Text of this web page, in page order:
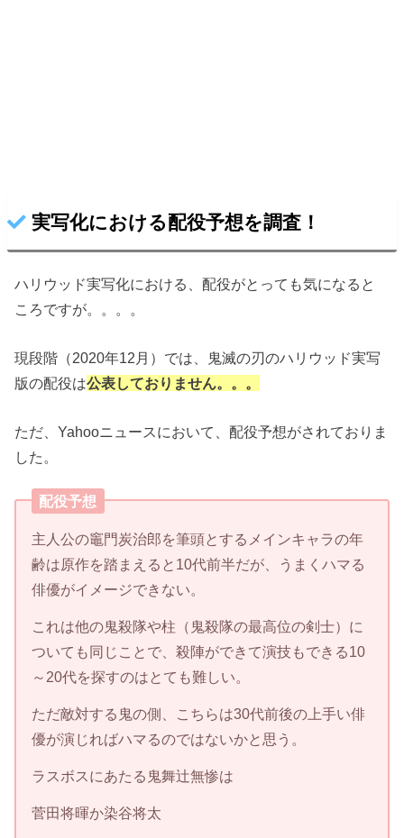
実写化における配役予想を調査！
ハリウッド実写化における、配役がとっても気になると
ころですが。。。。
現段階（2020年12月）では、鬼滅の刃のハリウッド実写
版の配役は公表しておりません。。。
ただ、Yahooニュースにおいて、配役予想がされておりま
した。
配役予想
主人公の竈門炭治郎を筆頭とするメインキャラの年
齢は原作を踏まえると10代前半だが、うまくハマる
俳優がイメージできない。
これは他の鬼殺隊や柱（鬼殺隊の最高位の剣士）に
ついても同じことで、殺陣ができて演技もできる10
～20代を探すのはとても難しい。
ただ敵対する鬼の側、こちらは30代前後の上手い俳
優が演じればハマるのではないかと思う。
ラスボスにあたる鬼舞辻無惨は
菅田将暉か染谷将太